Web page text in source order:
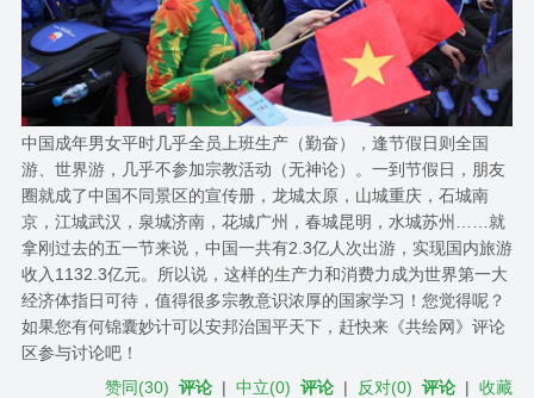
中国成年男女平时几乎全员上班生产（勤奋），逢节假日则全国
游、世界游，几乎不参加宗教活动（无神论）。一到节假日，朋友
圈就成了中国不同景区的宣传册，龙城太原，山城重庆，石城南
京，江城武汉，泉城济南，花城广州，春城昆明，水城苏州……就
拿刚过去的五一节来说，中国一共有2.3亿人次出游，实现国内旅游
收入1132.3亿元。所以说，这样的生产力和消费力成为世界第一大
经济体指日可待，值得很多宗教意识浓厚的国家学习！您觉得呢？
如果您有何锦囊妙计可以安邦治国平天下，赶快来《共绘网》评论
区参与讨论吧！
赞同(30) 评论 |中立(0) 评论 | 反对(0) 评论 |收藏